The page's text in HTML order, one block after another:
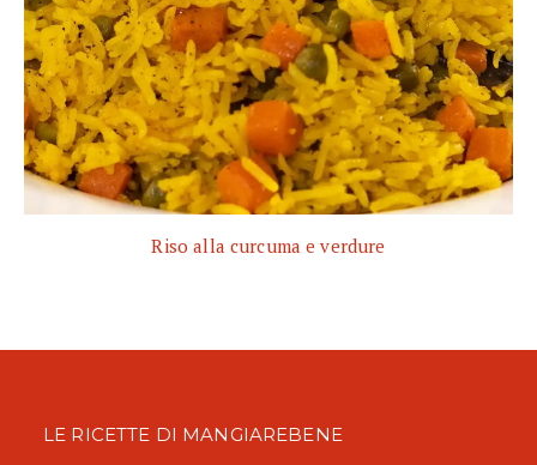
Riso alla curcuma e verdure
LE RICETTE DI MANGIAREBENE